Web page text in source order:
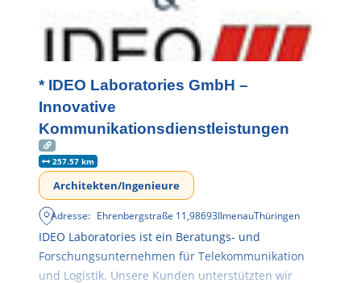
* IDEO Laboratories GmbH –
Innovative
Kommunikationsdienstleistungen
257.57 km
Architekten/Ingenieure
Adresse: Ehrenbergstraße 11,98693IlmenauThüringen
IDEO Laboratories ist ein Beratungs- und
Forschungsunternehmen für Telekommunikation
und Logistik. Unsere Kunden unterstützten wir